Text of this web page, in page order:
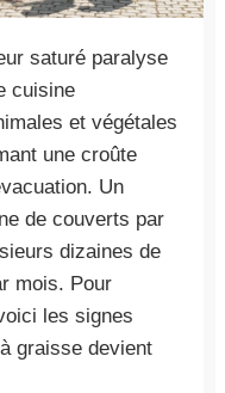
saturé paralyse
cuisine
et végétales
une croûte
Un
de couverts par
dizaines de
mois. Pour
les signes
graisse devient